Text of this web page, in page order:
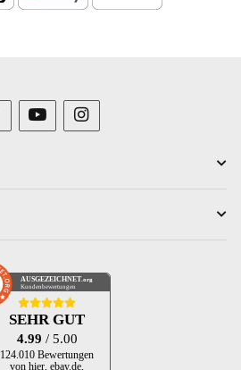
AUSGEZEICHNET .org
Kundenbewertungen
SEHR GUT
4.99 / 5.00
124.010 Bewertungen
von hier, ebay.de,